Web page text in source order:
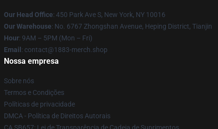
Our Head Office: 450 Park Ave S, New York, NY 10016
Our Warehouse: No. 6767 Zhongshan Avenue, Heping District, Tianjin
Hour: 9AM – 5PM (Mon – Fri)
Email : contact@1883-merch.shop
Nossa empresa
Sobre nós
Termos e Condições
Políticas de privacidade
DMCA - Política de Direitos Autorais